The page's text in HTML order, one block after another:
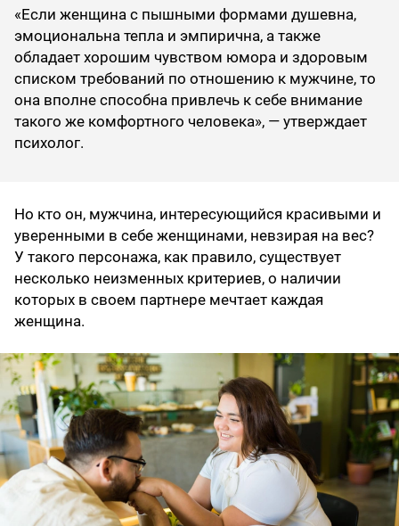
«Если женщина с пышными формами душевна,
эмоциональна тепла и эмпирична, а также
обладает хорошим чувством юмора и здоровым
списком требований по отношению к мужчине, то
она вполне способна привлечь к себе внимание
такого же комфортного человека», — утверждает
психолог.
Но кто он, мужчина, интересующийся красивыми и
уверенными в себе женщинами, невзирая на вес?
У такого персонажа, как правило, существует
несколько неизменных критериев, о наличии
которых в своем партнере мечтает каждая
женщина.